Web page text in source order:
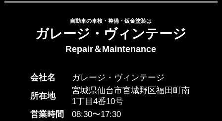
自動車の車検・整備・鈑金塗装は
ガレージ・ヴィンテージ
Repair＆Maintenance
会社名
ガレージ・ヴィンテージ
所在地
宮城県仙台市宮城野区福田町南
1丁目4番10号
営業時間
08:30〜17:30